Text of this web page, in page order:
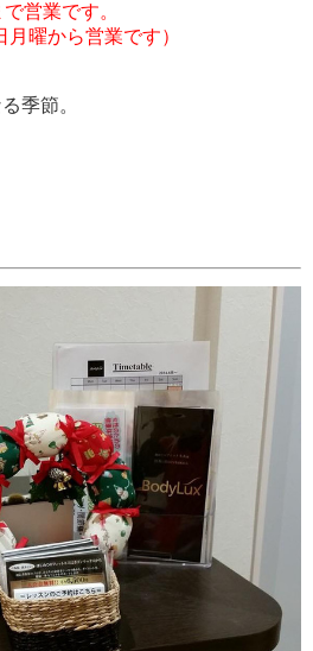
営業です。
月曜から営業です）
季節。